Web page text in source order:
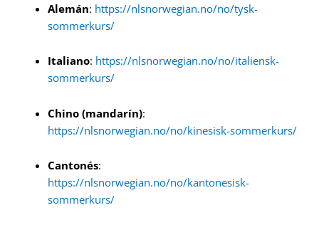
Alemán: https://nlsnorwegian.no/no/tysk-
sommerkurs/
Italiano: https://nlsnorwegian.no/no/italiensk-
sommerkurs/
Chino (mandarín):
https://nlsnorwegian.no/no/kinesisk-sommerkurs/
Cantonés:
https://nlsnorwegian.no/no/kantonesisk-
sommerkurs/